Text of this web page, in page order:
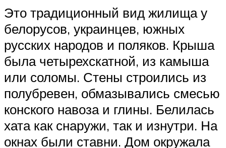
Это традиционный вид жилища у
белорусов, украинцев, южных
русских народов и поляков. Крыша
была четырехскатной, из камыша
или соломы. Стены строились из
полубревен, обмазывались смесью
конского навоза и глины. Белилась
хата как снаружи, так и изнутри. На
окнах были ставни. Дом окружала